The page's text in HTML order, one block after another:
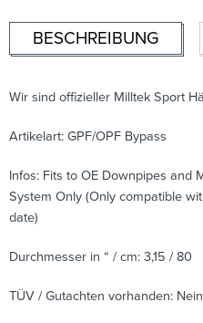
BESCHREIBUNG
Wir sind offizieller Milltek Sport
Artikelart: GPF/OPF Bypass
Infos: Fits to OE Downpipes and
System Only (Only compatible
date)
Durchmesser in “ / cm: 3,15 / 80
TÜV / Gutachten vorhanden: Nein